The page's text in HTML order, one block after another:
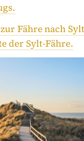
Fähre nach
der Sylt-Fähre.